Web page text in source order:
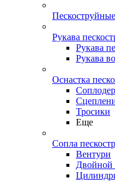
Рукава
Рукава
Рукава
Оснастка
Тросики
Еще
Сопла
Вентури
Двойной